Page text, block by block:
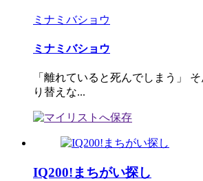
ミナミバショウ
ミナミバショウ
「離れていると死んでしまう」
り替えな...
IQ200!まちがい探し